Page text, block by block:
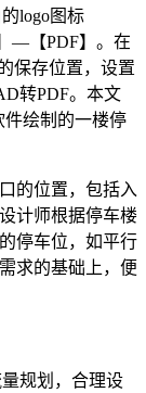
logo图标
—【PDF】。在
保存位置，设置
转PDF。本文
件绘制的一楼停
的位置，包括入
计师根据停车楼
停车位，如平行
求的基础上，便
规划，合理设